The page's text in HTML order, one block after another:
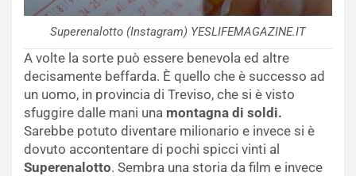
Superenalotto (Instagram) YESLIFEMAGAZINE.IT
A volte la sorte può essere benevola ed altre
decisamente beffarda. È quello che è successo ad
un uomo, in provincia di Treviso, che si è visto
sfuggire dalle mani una montagna di soldi.
Sarebbe potuto diventare milionario e invece si è
dovuto accontentare di pochi spicci vinti al
Superenalotto. Sembra una storia da film e invece